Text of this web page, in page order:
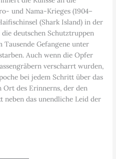
und Nama-Krieges (1904–
(Shark Island) in der
deutschen Schutztruppen
Gefangene unter
Auch wenn die Opfer
verscharrt wurden,
bei jedem Schritt über das
Ort des Erinnerns, der den
das unendliche Leid der